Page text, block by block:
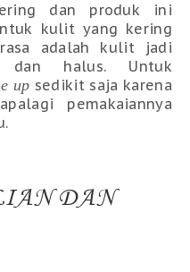
dan produk ini
kulit yang kering
adalah kulit jadi
halus. Untuk
up sedikit saja karena
pemakaiannya
DAN